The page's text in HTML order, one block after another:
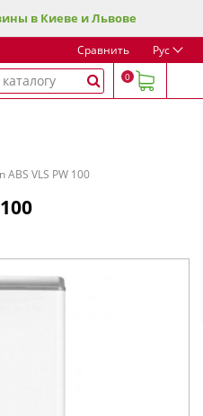
в Киеве и Львове
Сравнить Рус
0
ABS VLS PW 100